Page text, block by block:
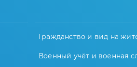
Гражданство и вид на
Военный учёт и военная